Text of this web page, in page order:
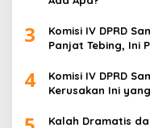
3
Komisi IV DPRD
Panjat Tebing, Ini
4
Komisi IV DPRD
Kerusakan Ini
Kalah Dramatis